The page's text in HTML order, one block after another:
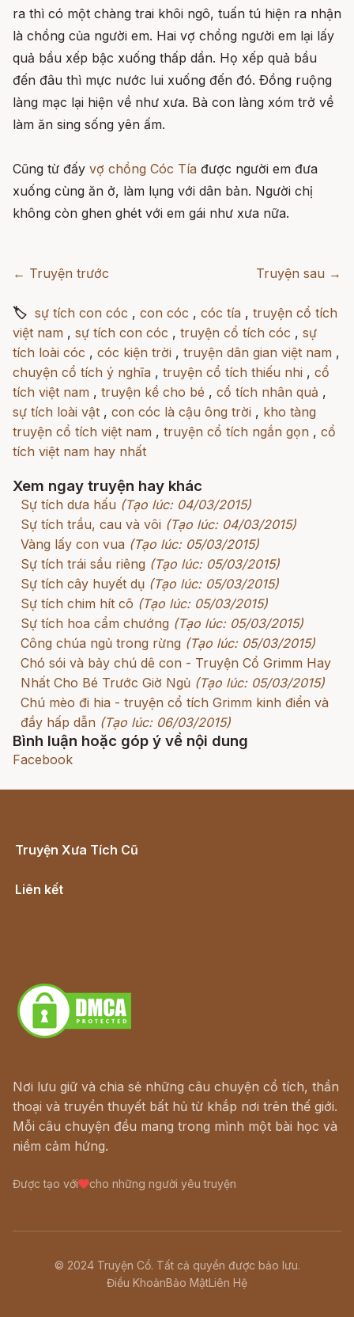
ra thì có một chàng trai khôi ngô, tuấn tú hiện ra nhận
là chồng của người em. Hai vợ chồng người em lại lấy
quả bầu xếp bậc xuống thấp dần. Họ xếp quả bầu
đến đâu thì mực nước lui xuống đến đó. Ðồng ruộng
làng mạc lại hiện về như xưa. Bà con làng xóm trở về
làm ăn sing sống yên ấm.
Cũng từ đấy vợ chồng Cóc Tía được người em đưa
xuống cùng ăn ở, làm lụng với dân bản. Người chị
không còn ghen ghét với em gái như xưa nữa.
← Truyện trước Truyện sau →
🏷 sự tích con cóc , con cóc , cóc tía , truyện cổ tích
việt nam , sự tích con cóc , truyện cổ tích cóc , sự
tích loài cóc , cóc kiện trời , truyện dân gian việt nam ,
chuyện cổ tích ý nghĩa , truyện cổ tích thiếu nhi , cổ
tích việt nam , truyện kể cho bé , cổ tích nhân quả ,
sự tích loài vật , con cóc là cậu ông trời , kho tàng
truyện cổ tích việt nam , truyện cổ tích ngắn gọn , cổ
tích việt nam hay nhất
Xem ngay truyện hay khác
Sự tích dưa hấu (Tạo lúc: 04/03/2015)
Sự tích trầu, cau và vôi (Tạo lúc: 04/03/2015)
Vàng lấy con vua (Tạo lúc: 05/03/2015)
Sự tích trái sầu riêng (Tạo lúc: 05/03/2015)
Sự tích cây huyết dụ (Tạo lúc: 05/03/2015)
Sự tích chim hít cô (Tạo lúc: 05/03/2015)
Sự tích hoa cẩm chướng (Tạo lúc: 05/03/2015)
Công chúa ngủ trong rừng (Tạo lúc: 05/03/2015)
Chó sói và bảy chú dê con - Truyện Cổ Grimm Hay
Nhất Cho Bé Trước Giờ Ngủ (Tạo lúc: 05/03/2015)
Chú mèo đi hia - truyện cổ tích Grimm kinh điển và
đầy hấp dẫn (Tạo lúc: 06/03/2015)
Bình luận hoặc góp ý về nội dung
Facebook
Truyện Xưa Tích Cũ
Liên kết
Nơi lưu giữ và chia sẻ những câu chuyện cổ tích, thần
thoại và truyền thuyết bất hủ từ khắp nơi trên thế giới.
Mỗi câu chuyện đều mang trong mình một bài học và
niềm cảm hứng.
Được tạo với cho những người yêu truyện
© 2024 Truyện Cổ. Tất cả quyền được bảo lưu.
Điều KhoảnBảo MậtLiên Hệ